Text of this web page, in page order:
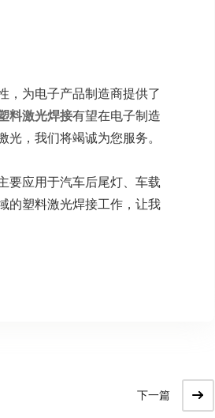
，为电子产品制造商提供了
料激光焊接有望在电子制造
，我们将竭诚为您服务。
要应用于汽车后尾灯、车载
的塑料激光焊接工作，让我
下一篇